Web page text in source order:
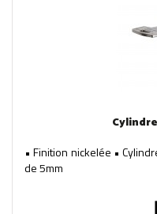
• Finition nickelée •
de 5mm